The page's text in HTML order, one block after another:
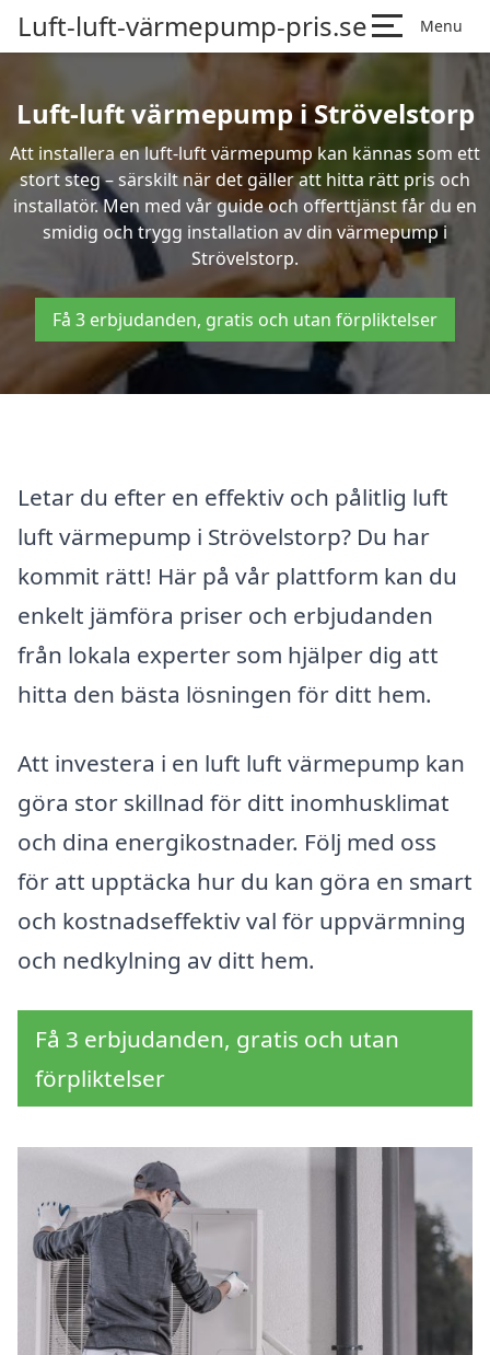
Luft-luft-värmepump-pris.se Menu
Luft-luft värmepump i Strövelstorp
Att installera en luft-luft värmepump kan kännas som ett
stort steg – särskilt när det gäller att hitta rätt pris och
installatör. Men med vår guide och offerttjänst får du en
smidig och trygg installation av din värmepump i
Strövelstorp.
Få 3 erbjudanden, gratis och utan förpliktelser
Letar du efter en effektiv och pålitlig luft
luft värmepump i Strövelstorp? Du har
kommit rätt! Här på vår plattform kan du
enkelt jämföra priser och erbjudanden
från lokala experter som hjälper dig att
hitta den bästa lösningen för ditt hem.
Att investera i en luft luft värmepump kan
göra stor skillnad för ditt inomhusklimat
och dina energikostnader. Följ med oss
för att upptäcka hur du kan göra en smart
och kostnadseffektiv val för uppvärmning
och nedkylning av ditt hem.
Få 3 erbjudanden, gratis och utan
förpliktelser